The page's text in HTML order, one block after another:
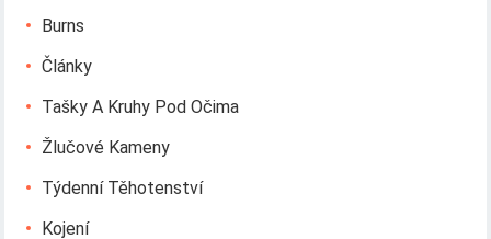
Burns
Články
Tašky A Kruhy Pod Očima
Žlučové Kameny
Týdenní Těhotenství
Kojení